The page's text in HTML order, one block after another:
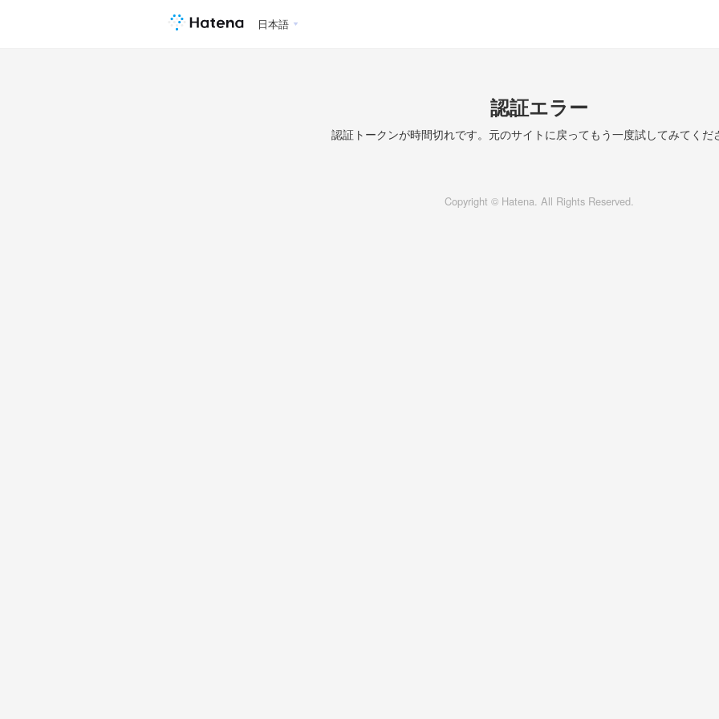
日本語
認証エラー
認証トークンが時間切れです。元のサイトに戻ってもう一度試してみてくだ
Copyright © Hatena. All Rights Reserved.